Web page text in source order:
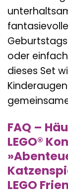
oder
dieses Set
FAQ –
LEGO®
LEGO